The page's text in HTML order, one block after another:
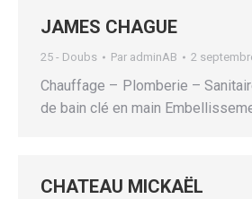
JAMES CHAGUE
25 - Doubs Par adminAB 2
Chauffage – Plomberie –
de bain clé en main
CHATEAU MICKAËL